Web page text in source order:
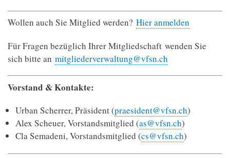
Wollen auch Sie Mitglied werden? Hier anmelden
Für Fragen bezüglich Ihrer Mitgliedschaft wenden Sie
sich bitte an mitgliederverwaltung@vfsn.ch
Vorstand & Kontakte:
Urban Scherrer, Präsident (praesident@vfsn.ch)
Alex Scheuer, Vorstandsmitglied (as@vfsn.ch)
Cla Semadeni, Vorstandsmitglied (cs@vfsn.ch)